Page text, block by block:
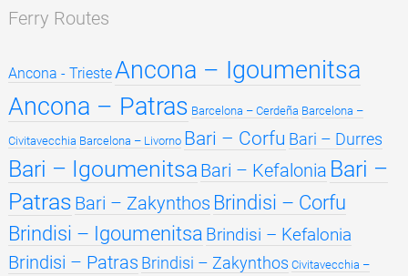
Ferry Routes
Ancona - TriesteAncona – Igoumenitsa
Ancona – Patras Barcelona – Cerdeña Barcelona –
Civitavecchia Barcelona – Livorno Bari – Corfu Bari – Durres
Bari – Igoumenitsa Bari – Kefalonia Bari –
Patras Bari – Zakynthos Brindisi – Corfu
Brindisi – Igoumenitsa Brindisi – Kefalonia
Brindisi – Patras Brindisi – Zakynthos Civitavecchia –